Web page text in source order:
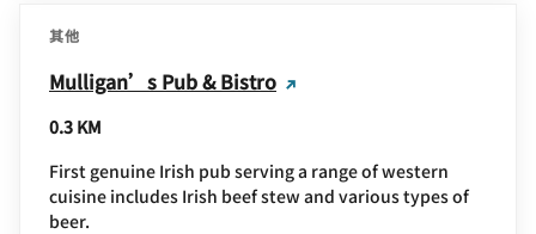
其他
Mulligan’s Pub & Bistro
0.3 KM
First genuine Irish pub serving a range of western
cuisine includes Irish beef stew and various types of
beer.